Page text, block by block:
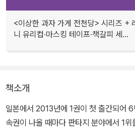
<이상한 과자 가게 전천당> 시리즈 +
니 유리컵·마스킹 테이프·책갈피 세...
책소개
일본에서 2013년에 1권이 첫 출간되어
속권이 나올 때마다 판타지 분야에서 1